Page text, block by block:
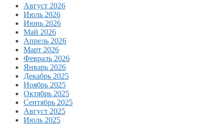
Август 2026
Июль 2026
Июнь 2026
Май 2026
Апрель 2026
Март 2026
Февраль 2026
Январь 2026
Декабрь 2025
Ноябрь 2025
Октябрь 2025
Сентябрь 2025
Август 2025
Июль 2025